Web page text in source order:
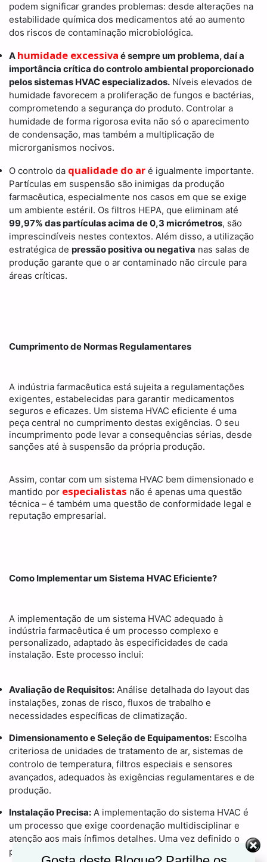
podem significar grandes problemas: desde alterações na
estabilidade química dos medicamentos até ao aumento
dos riscos de contaminação microbiológica.
A humidade excessiva é sempre um problema, daí a
importância crítica do controlo ambiental proporcionado
pelos sistemas HVAC especializados. Níveis elevados de
humidade favorecem a proliferação de fungos e bactérias,
comprometendo a segurança do produto. Controlar a
humidade de forma rigorosa evita não só o aparecimento
de condensação, mas também a multiplicação de
microrganismos nocivos.
O controlo da qualidade do ar é igualmente importante.
Partículas em suspensão são inimigas da produção
farmacêutica, especialmente nos casos em que se exige
um ambiente estéril. Os filtros HEPA, que eliminam até
99,97% das partículas acima de 0,3 micrómetros, são
imprescindíveis nestes contextos. Além disso, a utilização
estratégica de pressão positiva ou negativa nas salas de
produção garante que o ar contaminado não circule para
áreas críticas.
Cumprimento de Normas Regulamentares
A indústria farmacêutica está sujeita a regulamentações
exigentes, estabelecidas para garantir medicamentos
seguros e eficazes. Um sistema HVAC eficiente é uma
peça central no cumprimento destas exigências. O seu
incumprimento pode levar a consequências sérias, desde
sanções até à suspensão da própria produção.
Assim, contar com um sistema HVAC bem dimensionado e
mantido por especialistas não é apenas uma questão
técnica – é também uma questão de conformidade legal e
reputação empresarial.
Como Implementar um Sistema HVAC Eficiente?
A implementação de um sistema HVAC adequado à
indústria farmacêutica é um processo complexo e
personalizado, adaptado às especificidades de cada
instalação. Este processo inclui:
Avaliação de Requisitos: Análise detalhada do layout das
instalações, zonas de risco, fluxos de trabalho e
necessidades específicas de climatização.
Dimensionamento e Seleção de Equipamentos: Escolha
criteriosa de unidades de tratamento de ar, sistemas de
controlo de temperatura, filtros especiais e sensores
avançados, adequados às exigências regulamentares e de
produção.
Instalação Precisa: A implementação do sistema HVAC é
um processo que exige coordenação multidisciplinar e
atenção aos mais ínfimos detalhes. Uma vez definido o
plano de ação, inicia-se a montagem física dos